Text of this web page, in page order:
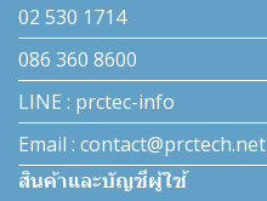
02 530 1714
086 360 8600
LINE : prctec-info
Email : contact@prctech.net
สินค้าและบัญชีผู้ใช้